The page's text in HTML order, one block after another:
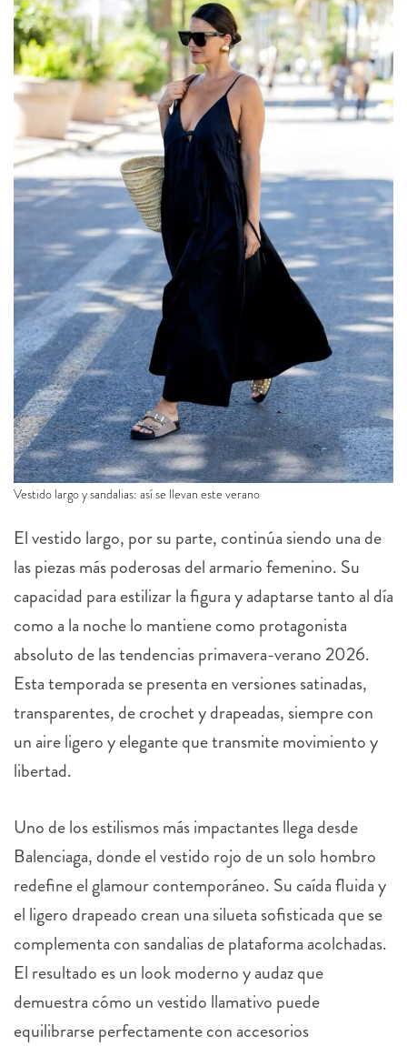
Vestido largo y sandalias: así se llevan este verano
El vestido largo, por su parte, continúa siendo una de
las piezas más poderosas del armario femenino. Su
capacidad para estilizar la figura y adaptarse tanto al día
como a la noche lo mantiene como protagonista
absoluto de las tendencias primavera-verano 2026.
Esta temporada se presenta en versiones satinadas,
transparentes, de crochet y drapeadas, siempre con
un aire ligero y elegante que transmite movimiento y
libertad.
Uno de los estilismos más impactantes llega desde
Balenciaga, donde el vestido rojo de un solo hombro
redefine el glamour contemporáneo. Su caída fluida y
el ligero drapeado crean una silueta sofisticada que se
complementa con sandalias de plataforma acolchadas.
El resultado es un look moderno y audaz que
demuestra cómo un vestido llamativo puede
equilibrarse perfectamente con accesorios